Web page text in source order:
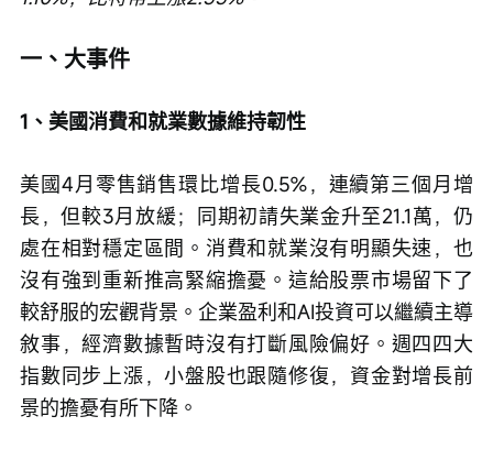
一、大事件
1、美國消費和就業數據維持韌性
美國4月零售銷售環比增長0.5%，連續第三個月增
長，但較3月放緩；同期初請失業金升至21.1萬，仍
處在相對穩定區間。消費和就業沒有明顯失速，也
沒有強到重新推高緊縮擔憂。這給股票市場留下了
較舒服的宏觀背景。企業盈利和AI投資可以繼續主導
敘事，經濟數據暫時沒有打斷風險偏好。週四四大
指數同步上漲，小盤股也跟隨修復，資金對增長前
景的擔憂有所下降。